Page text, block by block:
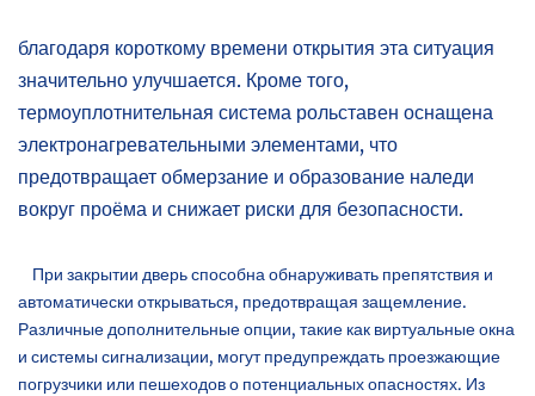
благодаря короткому времени открытия эта ситуация
значительно улучшается. Кроме того,
термоуплотнительная система рольставен оснащена
электронагревательными элементами, что
предотвращает обмерзание и образование наледи
вокруг проёма и снижает риски для безопасности.
При закрытии дверь способна обнаруживать препятствия и
автоматически открываться, предотвращая защемление.
Различные дополнительные опции, такие как виртуальные окна
и системы сигнализации, могут предупреждать проезжающие
погрузчики или пешеходов о потенциальных опасностях. Из